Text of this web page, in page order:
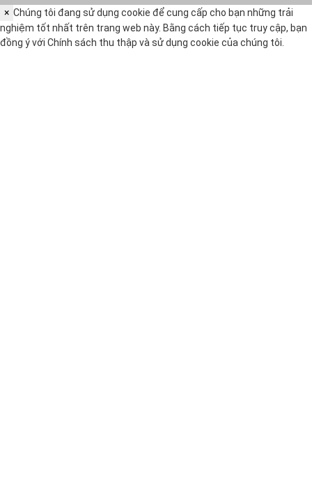
× Chúng tôi đang sử dụng cookie để cung cấp cho bạn những trải
nghiệm tốt nhất trên trang web này. Bằng cách tiếp tục truy cập, bạn
đồng ý với Chính sách thu thập và sử dụng cookie của chúng tôi.